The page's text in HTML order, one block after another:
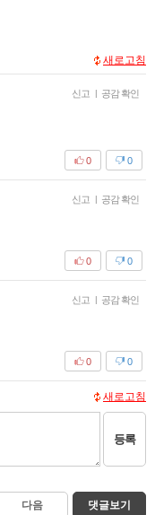
새로고침
신고 | 공감 확인
0
0
신고 | 공감 확인
0
0
신고 | 공감 확인
0
0
새로고침
등록
다음 댓글보기